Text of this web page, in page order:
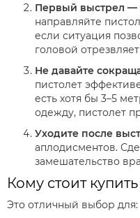
Первый выстрел —
направляйте
если ситуация
головой
Не давайте
пистолет
есть хотя бы 3–5
одежду, пистолет
Уходите после
аплодисментов.
замешательство
Кому стоит
Это отличный выбор для: